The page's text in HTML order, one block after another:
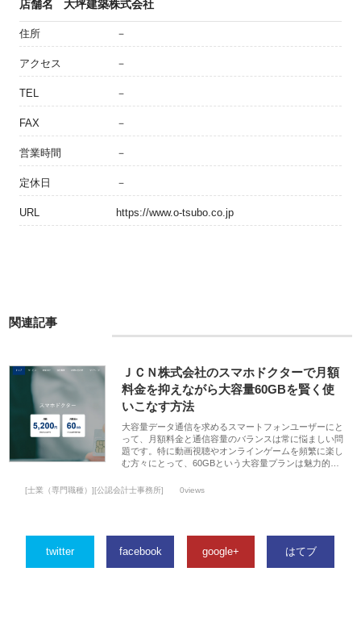
店舗名 大坪建築株式会社
住所 －
アクセス －
TEL －
FAX －
営業時間 －
定休日 －
URL https://www.o-tsubo.co.jp
関連記事
ＪＣＮ株式会社のスマホドクターで月額
料金を抑えながら大容量60GBを賢く使
いこなす方法
大容量データ通信を求めるスマートフォンユーザーにと
って、月額料金と通信容量のバランスは常に悩ましい問
題です。特に動画視聴やオンラインゲームを頻繁に楽し
む方々にとって、60GBという大容量プランは魅力的…
[士業（専門職種）][公認会計士事務所] 0views
twitter facebook google+ はてブ